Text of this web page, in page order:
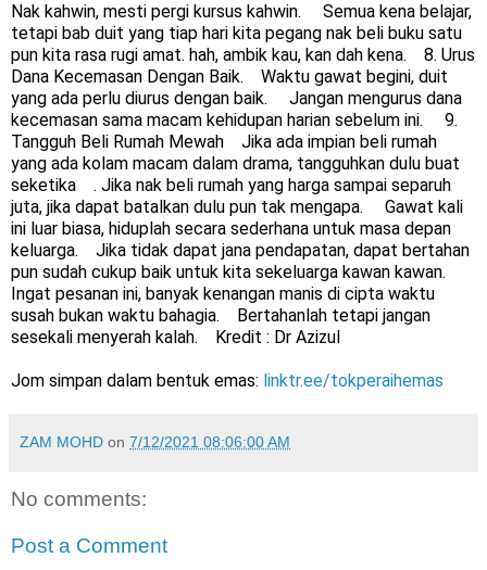
Nak kahwin, mesti pergi kursus kahwin.     Semua kena belajar,
tetapi bab duit yang tiap hari kita pegang nak beli buku satu
pun kita rasa rugi amat. hah, ambik kau, kan dah kena.    8. Urus
Dana Kecemasan Dengan Baik.    Waktu gawat begini, duit
yang ada perlu diurus dengan baik.     Jangan mengurus dana
kecemasan sama macam kehidupan harian sebelum ini.     9.
Tangguh Beli Rumah Mewah    Jika ada impian beli rumah
yang ada kolam macam dalam drama, tangguhkan dulu buat
seketika    . Jika nak beli rumah yang harga sampai separuh
juta, jika dapat batalkan dulu pun tak mengapa.     Gawat kali
ini luar biasa, hiduplah secara sederhana untuk masa depan
keluarga.    Jika tidak dapat jana pendapatan, dapat bertahan
pun sudah cukup baik untuk kita sekeluarga kawan kawan.
Ingat pesanan ini, banyak kenangan manis di cipta waktu
susah bukan waktu bahagia.    Bertahanlah tetapi jangan
sesekali menyerah kalah.    Kredit : Dr Azizul
Jom simpan dalam bentuk emas: linktr.ee/tokperaihemas
ZAM MOHD on 7/12/2021 08:06:00 AM
No comments:
Post a Comment